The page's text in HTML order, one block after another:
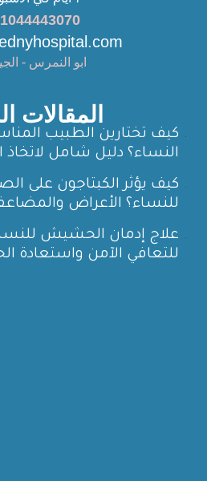
ابو النمرس -
المقالات
كيف تختارين الطبيب
النساء؟ دليل شامل لاتخاذ
كيف يؤثر الكبتاجون على
للنساء؟ الأعراض
علاج إدمان الحشيش
للتعافي الآمن واستعادة